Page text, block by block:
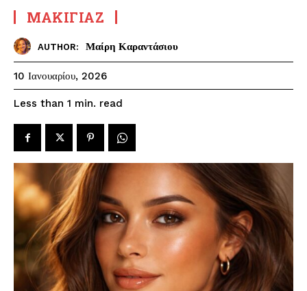
ΜΑΚΙΓΙΆΖ
AUTHOR: Μαίρη Καραντάσιου
10 Ιανουαρίου, 2026
Less than 1 min. read